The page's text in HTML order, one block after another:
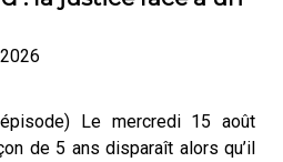
Le mercredi 15 août
de 5 ans disparaît alors qu’il